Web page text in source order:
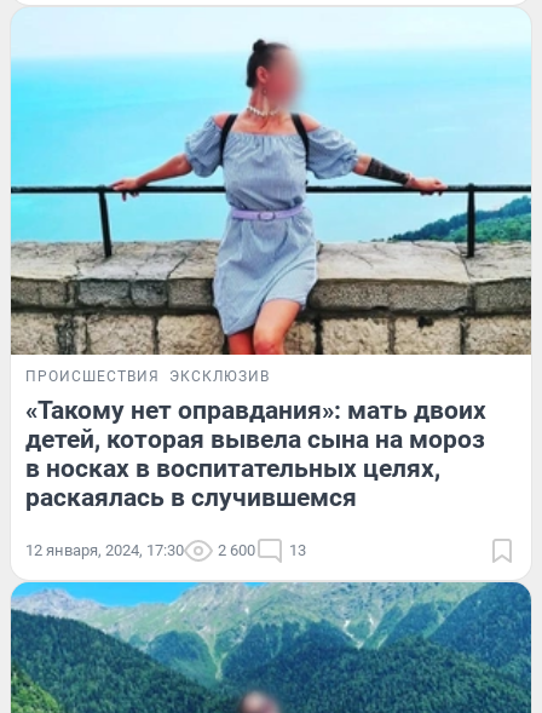
ПРОИСШЕСТВИЯ ЭКСКЛЮЗИВ
«Такому нет оправдания»: мать двоих
детей, которая вывела сына на мороз
в носках в воспитательных целях,
раскаялась в случившемся
12 января, 2024, 17:30 2 600 13